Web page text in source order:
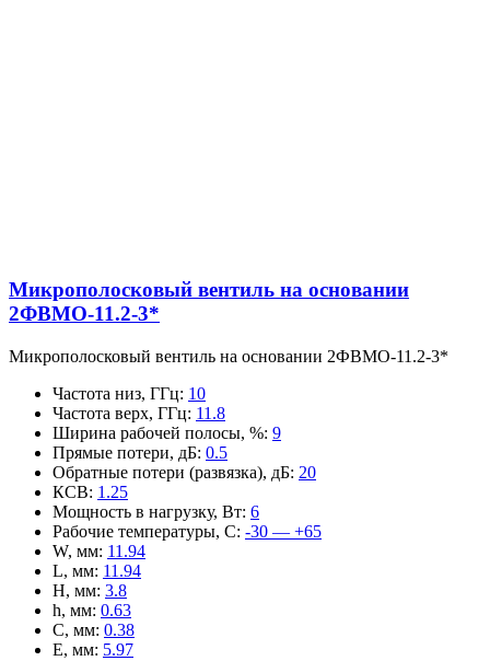
Микрополосковый вентиль на основании
2ФВМO-11.2-3*
Микрополосковый вентиль на основании 2ФВМO-11.2-3*
Частота низ, ГГц: 10
Частота верх, ГГц: 11.8
Ширина рабочей полосы, %: 9
Прямые потери, дБ: 0.5
Обратные потери (развязка), дБ: 20
КСВ: 1.25
Мощность в нагрузку, Вт: 6
Рабочие температуры, С: -30 — +65
W, мм: 11.94
L, мм: 11.94
H, мм: 3.8
h, мм: 0.63
C, мм: 0.38
E, мм: 5.97